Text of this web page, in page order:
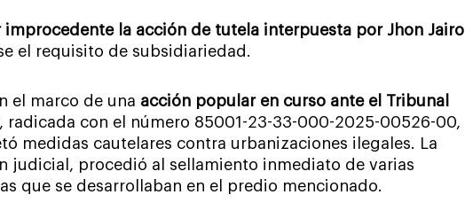
improcedente la acción de tutela interpuesta por Jhon Jairo
el requisito de subsidiariedad.
el marco de una acción popular en curso ante el Tribunal
, radicada con el número 85001-23-33-000-2025-00526-00,
medidas cautelares contra urbanizaciones ilegales. La
judicial, procedió al sellamiento inmediato de varias
que se desarrollaban en el predio mencionado.